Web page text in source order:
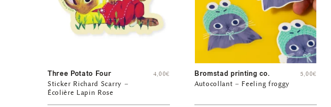
Three Potato Four
Sticker Richard Scarry –
Écolière Lapin Rose
4,00€ Bromstad printing co.
Autocollant – Feeling froggy
5,00€